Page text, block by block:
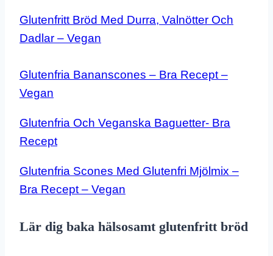
Glutenfritt Bröd Med Durra, Valnötter Och
Dadlar – Vegan
Glutenfria Bananscones – Bra Recept –
Vegan
Glutenfria Och Veganska Baguetter- Bra
Recept
Glutenfria Scones Med Glutenfri Mjölmix –
Bra Recept – Vegan
Lär dig baka hälsosamt glutenfritt bröd